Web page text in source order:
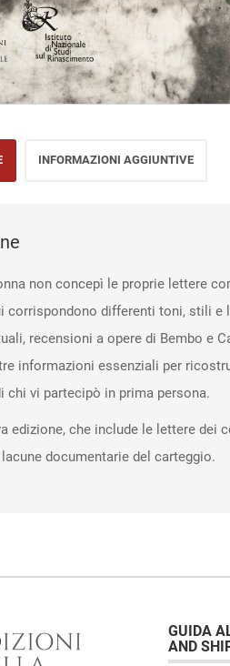
INFORMAZIONI AGGIUNTIVE
non concepì le proprie lettere
corrispondono differenti toni, stili
recensioni a opere di Bembo e
informazioni essenziali per
chi vi partecipò in prima persona.
edizione, che include le lettere
documentarie del carteggio.
GUIDA
AND